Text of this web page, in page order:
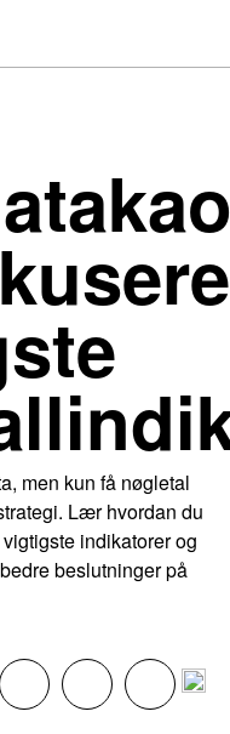
men kun få nøgletal
Lær hvordan du
indikatorer og
beslutninger på